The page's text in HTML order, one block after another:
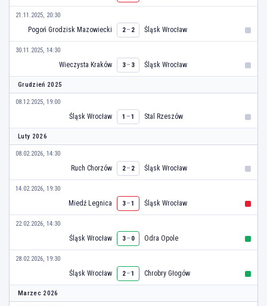
21.11.2025, 20:30
Pogoń Grodzisk Mazowiecki 2– 2 Śląsk Wrocław
30.11.2025, 14:30
Wieczysta Kraków 3– 3 Śląsk Wrocław
Grudzień 2025
08.12.2025, 19:00
Śląsk Wrocław 1 –1 Stal Rzeszów
Luty 2026
08.02.2026, 14:30
Ruch Chorzów 2– 2 Śląsk Wrocław
14.02.2026, 19:30
Miedź Legnica 3–1 Śląsk Wrocław
22.02.2026, 14:30
Śląsk Wrocław 3– 0 Odra Opole
28.02.2026, 19:30
Śląsk Wrocław 2–1 Chrobry Głogów
Marzec 2026